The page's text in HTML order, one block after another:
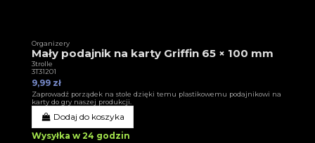
Organizery
Mały podajnik na karty Griffin 65 × 100 mm
3trolle
3T31201
9,99 zł
Zaprowadź porządek na stole dzięki temu plastikowemu podajnikowi na
karty do gry naszej produkcji.
Dodaj do koszyka
Wysyłka w 24 godzin